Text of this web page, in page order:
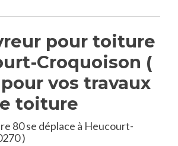
pour toiture
Croquoison (
vos travaux
toiture
80 se déplace à Heucourt-
)